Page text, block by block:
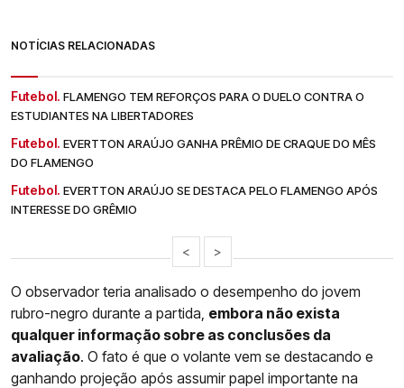
NOTÍCIAS RELACIONADAS
Futebol. FLAMENGO TEM REFORÇOS PARA O DUELO CONTRA O
ESTUDIANTES NA LIBERTADORES
Futebol. EVERTTON ARAÚJO GANHA PRÊMIO DE CRAQUE DO MÊS
DO FLAMENGO
Futebol. EVERTTON ARAÚJO SE DESTACA PELO FLAMENGO APÓS
INTERESSE DO GRÊMIO
< >
O observador teria analisado o desempenho do jovem
rubro-negro durante a partida, embora não exista
qualquer informação sobre as conclusões da
avaliação. O fato é que o volante vem se destacando e
ganhando projeção após assumir papel importante na